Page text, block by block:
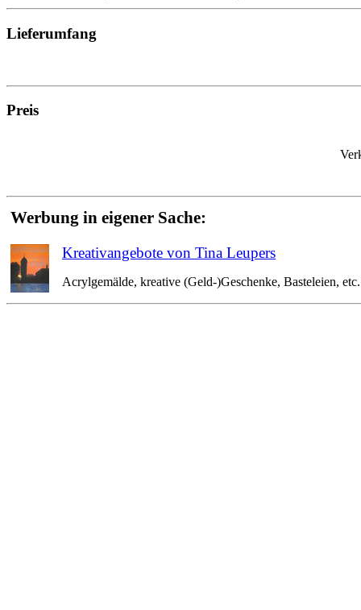
Lieferumfang
Preis
Werbung in eigener Sache:
Kreativangebote von Tina Leupers
Acrylgemälde, kreative (Geld-)Geschenke, Basteleien,